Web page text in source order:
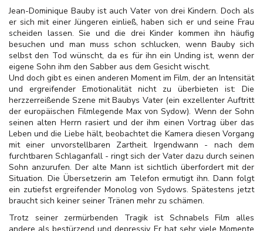
Jean-Dominique Bauby ist auch Vater von drei Kindern. Doch als
er sich mit einer Jüngeren einließ, haben sich er und seine Frau
scheiden lassen. Sie und die drei Kinder kommen ihn häufig
besuchen und man muss schon schlucken, wenn Bauby sich
selbst den Tod wünscht, da es für ihn ein Unding ist, wenn der
eigene Sohn ihm den Sabber aus dem Gesicht wischt.
Und doch gibt es einen anderen Moment im Film, der an Intensität
und ergreifender Emotionalität nicht zu überbieten ist: Die
herzzerreißende Szene mit Baubys Vater (ein exzellenter Auftritt
der europäischen Filmlegende Max von Sydow). Wenn der Sohn
seinen alten Herrn rasiert und der ihm einen Vortrag über das
Leben und die Liebe hält, beobachtet die Kamera diesen Vorgang
mit einer unvorstellbaren Zartheit. Irgendwann - nach dem
furchtbaren Schlaganfall - ringt sich der Vater dazu durch seinen
Sohn anzurufen. Der alte Mann ist sichtlich überfordert mit der
Situation. Die Übersetzerin am Telefon ermutigt ihn. Dann folgt
ein zutiefst ergreifender Monolog von Sydows. Spätestens jetzt
braucht sich keiner seiner Tränen mehr zu schämen.
Trotz seiner zermürbenden Tragik ist Schnabels Film alles